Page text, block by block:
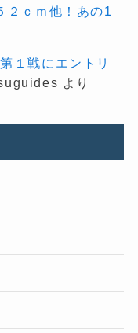
２ｃｍ他！あの1
１戦にエントリ
より